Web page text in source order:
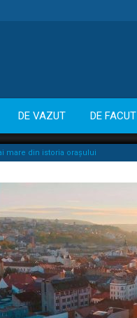
DE VAZUT DE FACUT
mare din istoria orașului